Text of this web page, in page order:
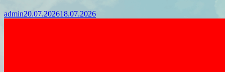
admin20.07.202618.07.2026